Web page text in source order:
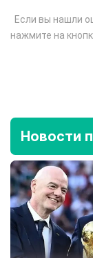
Если вы нашли
нажмите на
Новости